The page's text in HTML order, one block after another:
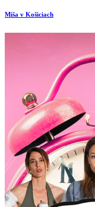
Miša v Košiciach